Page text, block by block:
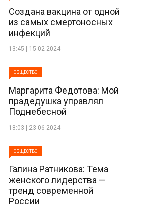
Создана вакцина от одной
из самых смертоносных
инфекций
13:45 | 15-02-2024
ОБЩЕСТВО
Маргарита Федотова: Мой
прадедушка управлял
Поднебесной
18:03 | 23-06-2024
ОБЩЕСТВО
Галина Ратникова: Тема
женского лидерства —
тренд современной
России